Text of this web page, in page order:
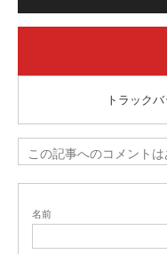
トラック
この記事へのコメントは
名前